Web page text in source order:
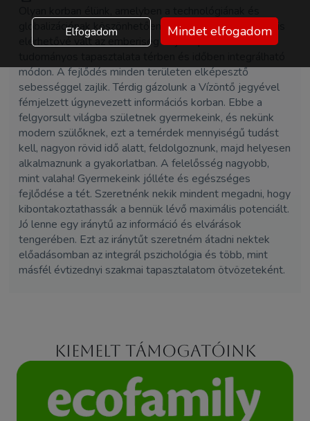
globalizációnak köszönhetően az átlagember számára is
elérhetővé vált az emberiség teljes spirituális és
módon. A fejlődés minden területen elképesztő
sebességgel zajlik. Térdig gázolunk a Vízöntő jegyével
fémjelzett úgynevezett információs korban. Ebbe a
felgyorsult világba születnek gyermekeink, és nekünk
modern szülőknek, ezt a temérdek mennyiségű tudást
kell, nagyon rövid idő alatt, feldolgoznunk, majd helyesen
alkalmaznunk a gyakorlatban. A felelősség nagyobb,
mint valaha! Gyermekeink jólléte és egészséges
fejlődése a tét. Szeretnénk nekik mindent megadni, hogy
kibontakoztathassák a bennük lévő maximális potenciált.
Jó lenne egy iránytű az információ és elvárások
tengerében. Ezt az iránytűt szeretném átadni nektek
előadásomban az integrál pszichológia és több, mint
másfél évtizednyi szakmai tapasztalatom ötvözeteként.
Kiemelt támogatóink
Elfogadom Mindet elfogadom